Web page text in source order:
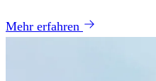
Mehr erfahren